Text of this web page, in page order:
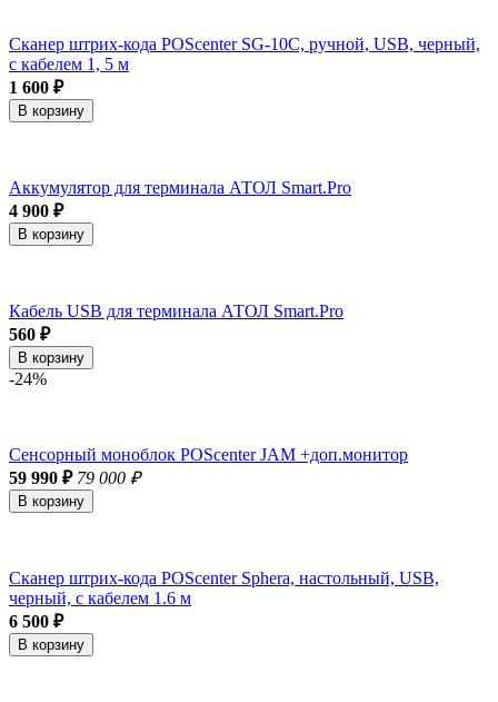
Сканер штрих-кода POScenter SG-10C, ручной, USB, черный,
с кабелем 1, 5 м
1 600 ₽
В корзину
Аккумулятор для терминала АТОЛ Smart.Pro
4 900 ₽
В корзину
Кабель USB для терминала АТОЛ Smart.Pro
560 ₽
В корзину
-24%
Сенсорный моноблок POScenter JAM +доп.монитор
59 990 ₽ 79 000 ₽
В корзину
Сканер штрих-кода POScenter Sphera, настольный, USB,
черный, с кабелем 1.6 м
6 500 ₽
В корзину